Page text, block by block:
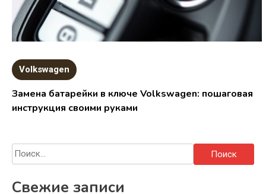
Volkswagen
Замена батарейки в ключе Volkswagen: пошаговая
инструкция своими руками
Найти:
Свежие записи